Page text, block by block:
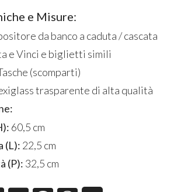
e Misure:
da banco a caduta / cascata
e Vinci e biglietti simili
(scomparti)
trasparente di alta qualità
60,5 cm
(L): 22,5 cm
(P): 32,5 cm